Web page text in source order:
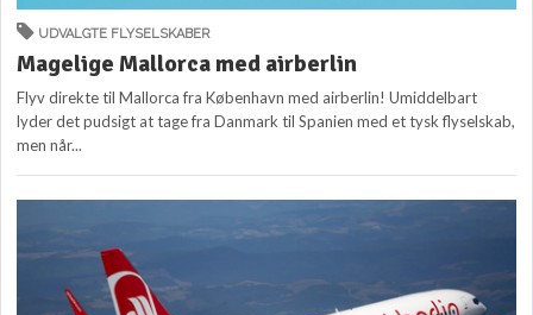
UDVALGTE FLYSELSKABER
Magelige Mallorca med airberlin
Flyv direkte til Mallorca fra København med airberlin! Umiddelbart
lyder det pudsigt at tage fra Danmark til Spanien med et tysk flyselskab,
men når...